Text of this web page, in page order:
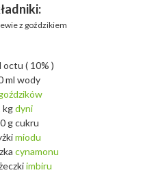
z goździkiem
octu ( 10% )
ml wody
kgdyni
g cukru
miodu
cynamonu
imbiru